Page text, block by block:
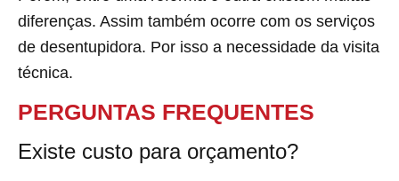
diferenças. Assim também ocorre com os serviços
de desentupidora. Por isso a necessidade da visita
técnica.
PERGUNTAS FREQUENTES
Existe custo para orçamento?